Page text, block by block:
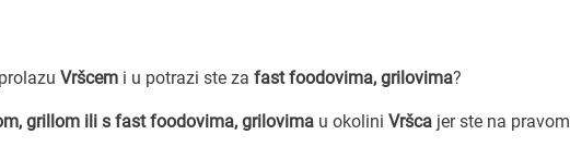
Vršcem i u potrazi ste za fast foodovima, grilovima?
grillom ili s fast foodovima, grilovima u okolini Vršca jer ste na pravom